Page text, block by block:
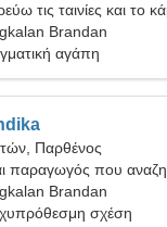
τις ταινίες και το
Brandan
αγάπη
Παρθένος
παραγωγός που
Brandan
σχέση